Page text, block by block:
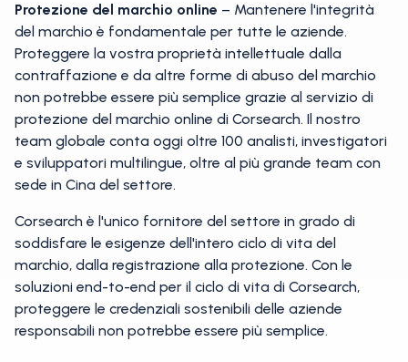
Protezione del marchio online – Mantenere l'integrità
del marchio è fondamentale per tutte le aziende.
Proteggere la vostra proprietà intellettuale dalla
contraffazione e da altre forme di abuso del marchio
non potrebbe essere più semplice grazie al servizio di
protezione del marchio online di Corsearch. Il nostro
team globale conta oggi oltre 100 analisti, investigatori
e sviluppatori multilingue, oltre al più grande team con
sede in Cina del settore.
Corsearch è l'unico fornitore del settore in grado di
soddisfare le esigenze dell'intero ciclo di vita del
marchio, dalla registrazione alla protezione. Con le
soluzioni end-to-end per il ciclo di vita di Corsearch,
proteggere le credenziali sostenibili delle aziende
responsabili non potrebbe essere più semplice.